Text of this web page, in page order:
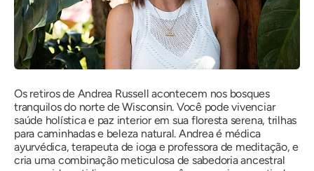
Os retiros de Andrea Russell acontecem nos bosques
tranquilos do norte de Wisconsin. Você pode vivenciar
saúde holística e paz interior em sua floresta serena, trilhas
para caminhadas e beleza natural. Andrea é médica
ayurvédica, terapeuta de ioga e professora de meditação, e
cria uma combinação meticulosa de sabedoria ancestral